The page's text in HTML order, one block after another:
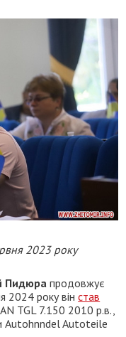
2023 року
Пидюра продовжує
2024 року вінстав
TGL 7.150 2010 р.в.,
Autohnndel Autoteile